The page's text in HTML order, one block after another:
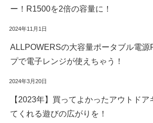
ー！R1500を2倍の容量に！
2024年11月1日
ALLPOWERSの大容量ポータブル電源
プで電子レンジが使えちゃう！
2024年3月20日
【2023年】買ってよかったアウトドア
てくれる遊びの広がりを！